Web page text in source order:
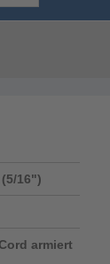
16")
armiert